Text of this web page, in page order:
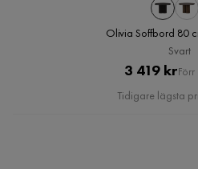
Olivia Soffbord 80
Svart
Pris
3 419 kr
Pris
Tidigare lägsta